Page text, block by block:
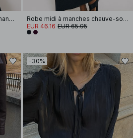
Robe en tricot à col roulé et manches ballon
Robe midi à manches chauve-souris avec détail de couture
EUR 46.16 EUR 65.95
-30%